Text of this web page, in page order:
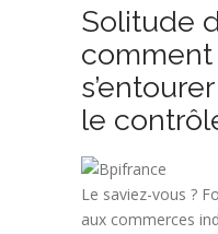
Solitude
le
Le saviez-vous ?
aux commerces